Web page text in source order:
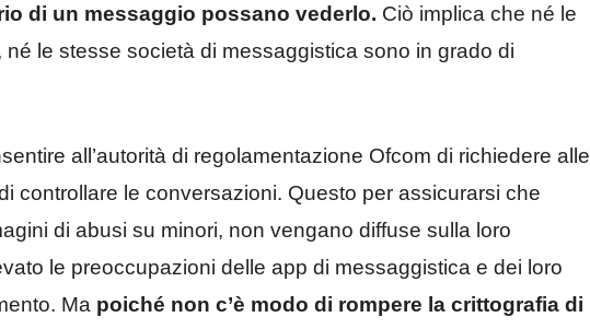
di un messaggio possano vederlo. Ciò implica che né le
né le stesse società di messaggistica sono in grado di
all’autorità di regolamentazione Ofcom di richiedere alle
controllare le conversazioni. Questo per assicurarsi che
di abusi su minori, non vengano diffuse sulla loro
le preoccupazioni delle app di messaggistica e dei loro
Ma poiché non c’è modo di rompere la crittografia di